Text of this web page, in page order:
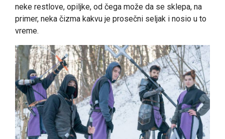
neke restlove, opiljke, od čega može da se sklepa, na
primer, neka čizma kakvu je prosečni seljak i nosio u to
vreme.